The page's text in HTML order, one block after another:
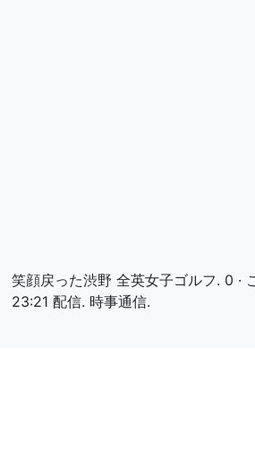
笑顔戻った渋野 全英女子ゴルフ. 0 ·
23:21 配信. 時事通信.